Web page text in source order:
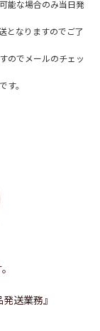
能な場合のみ当日発
となりますのでご了
のでメールのチェッ
。
送業務』